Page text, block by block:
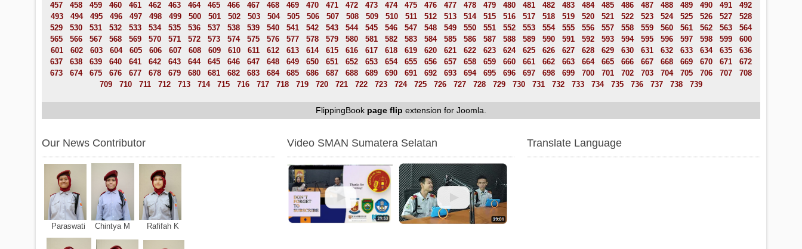
457
458 459 460 461 462 463 464 465 466 467 468 469 470 471 472 473 474 475 476 477 478 479 480 481 482 483 484 485 486 487 488 489 490 491
492
493
494 495 496 497 498 499 500 501 502 503 504 505 506 507 508 509 510 511 512 513 514 515 516 517 518 519 520 521 522 523 524 525 526 527
528
529
530 531 532 533 534 535 536 537 538 539 540 541 542 543 544 545 546 547 548 549 550 551 552 553 554 555 556 557 558 559 560 561 562 563
564
565
566 567 568 569 570 571 572 573 574 575 576 577 578 579 580 581 582 583 584 585 586 587 588 589 590 591 592 593 594 595 596 597 598 599
600
601
602 603 604 605 606 607 608 609 610 611 612 613 614 615 616 617 618 619 620 621 622 623 624 625 626 627 628 629 630 631 632 633 634 635
636
637
638 639 640 641 642 643 644 645 646 647 648 649 650 651 652 653 654 655 656 657 658 659 660 661 662 663 664 665 666 667 668 669 670 671
672
673
674 675 676 677 678 679 680 681 682 683 684 685 686 687 688 689 690 691 692 693 694 695 696 697 698 699 700 701 702 703 704 705 706 707
708
709
710 711 712 713 714 715 716 717 718 719 720 721 722 723 724 725 726 727 728 729 730 731 732 733 734 735 736 737 738 739
FlippingBook page flip extension for Joomla.
Our News Contributor
Paraswati Chintya M Rafifah K
Video SMAN Sumatera Selatan Translate Language